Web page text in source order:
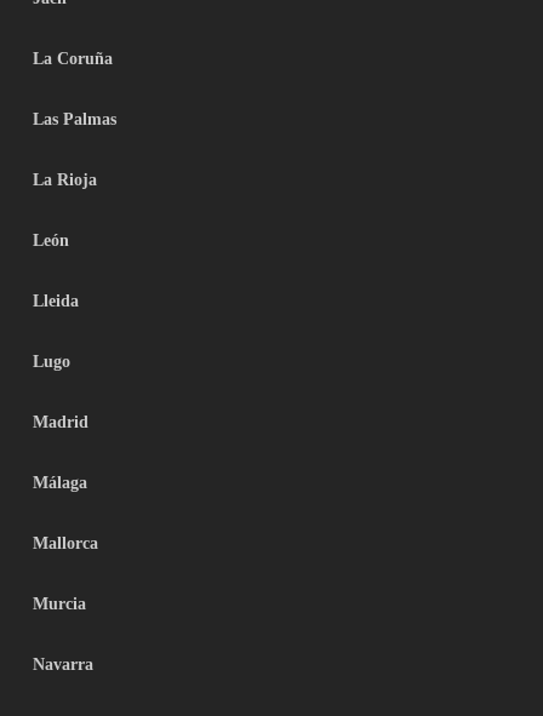
La Coruña
Las Palmas
La Rioja
León
Lleida
Lugo
Madrid
Málaga
Mallorca
Murcia
Navarra